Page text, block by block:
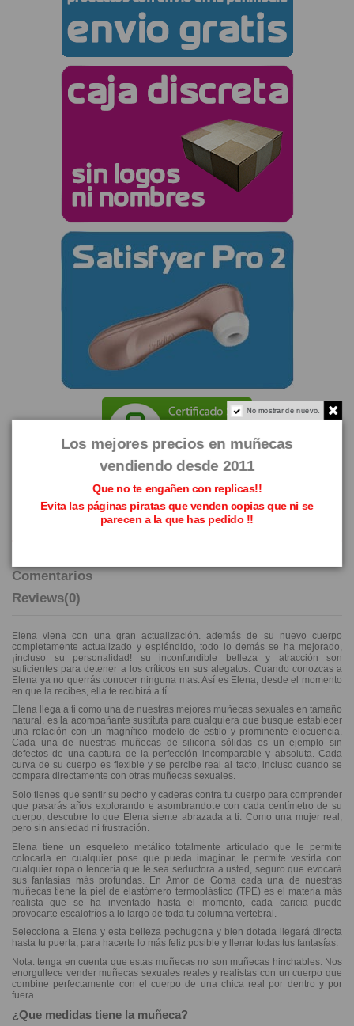
Comentarios
Reviews(0)
Elena viena con una gran actualización. además de su nuevo cuerpo
completamente actualizado y espléndido, todo lo demás se ha mejorado,
¡incluso su personalidad! su inconfundible belleza y atracción son
suficientes para detener a los críticos en sus alegatos. Cuando conozcas a
Elena ya no querrás conocer ninguna mas. Así es Elena, desde el momento
en que la recibes, ella te recibirá a tí.
Elena llega a ti como una de nuestras mejores muñecas sexuales en tamaño
natural, es la acompañante sustituta para cualquiera que busque establecer
una relación con un magnífico modelo de estilo y prominente elocuencia.
Cada una de nuestras muñecas de silicona sólidas es un ejemplo sin
defectos de una captura de la perfección incomparable y absoluta. Cada
curva de su cuerpo es flexible y se percibe real al tacto, incluso cuando se
compara directamente con otras muñecas sexuales.
Solo tienes que sentir su pecho y caderas contra tu cuerpo para comprender
que pasarás años explorando e asombrandote con cada centímetro de su
cuerpo, descubre lo que Elena siente abrazada a ti. Como una mujer real,
pero sin ansiedad ni frustración.
Elena tiene un esqueleto metálico totalmente articulado que le permite
colocarla en cualquier pose que pueda imaginar, le permite vestirla con
cualquier ropa o lencería que le sea seductora a usted, seguro que evocará
sus fantasías más profundas. En Amor de Goma cada una de nuestras
muñecas tiene la piel de elastómero termoplástico (TPE) es el materia más
realista que se ha inventado hasta el momento, cada caricia puede
provocarte escalofríos a lo largo de toda tu columna vertebral.
Selecciona a Elena y esta belleza pechugona y bien dotada llegará directa
hasta tu puerta, para hacerte lo más feliz posible y llenar todas tus fantasías.
Nota: tenga en cuenta que estas muñecas no son muñecas hinchables. Nos
enorgullece vender muñecas sexuales reales y realistas con un cuerpo que
combine perfectamente con el cuerpo de una chica real por dentro y por
fuera.
¿Que medidas tiene la muñeca?
No mostrar de nuevo.
Los mejores precios en muñecas
vendiendo desde 2011
Que no te engañen con replicas!!
Evita las páginas piratas que venden copias que ni se
parecen a la que has pedido !!